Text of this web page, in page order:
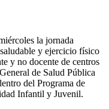
la jornada
y ejercicio físico
y no docente de centros
de Salud Pública
del Programa de
Infantil y Juvenil.